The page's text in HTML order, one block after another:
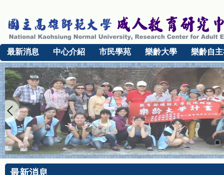
最新消息 中心介紹 市民學苑 樂齡大學 樂齡自
最新消息